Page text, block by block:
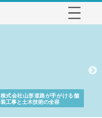
株式会社山形道路が手がける舗
装工事と土木技術の全容